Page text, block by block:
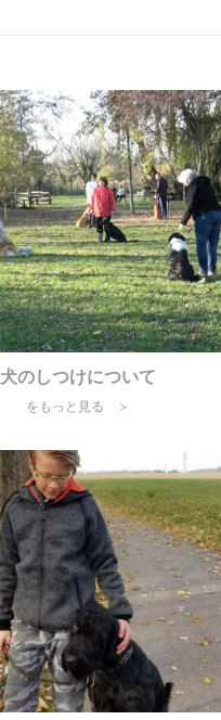
犬のしつけについて
をもっと見る ＞